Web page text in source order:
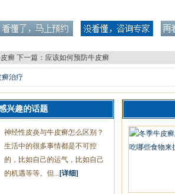
癣 下一篇： 应该如何预防牛皮癣
癣治疗
兴趣的话题
神经性皮炎与牛皮癣怎么区别？
生活中的很多事情都是不可控
的，比如自己的运气，比如自己
的机遇等等。但... [详细]